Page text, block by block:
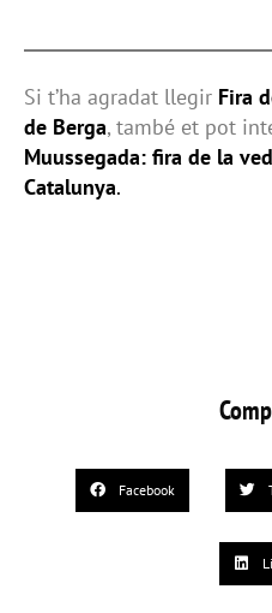
Si t’ha agradat llegir Fira
de Berga, també et pot
Muussegada: fira de la
Catalunya.
Facebook